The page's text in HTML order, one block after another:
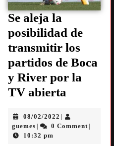
Se aleja la
posibilidad de
transmitir los
partidos de Boca
y River por la
TV abierta
08/02/2022 |
guemes | 0 Comment |
10:32 pm